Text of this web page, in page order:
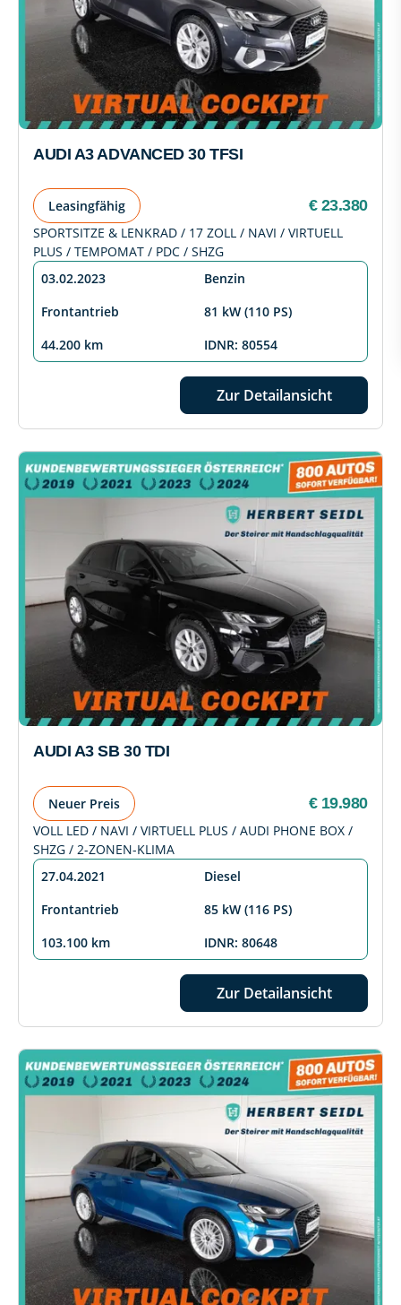
AUDI A3 ADVANCED 30 TFSI
Leasingfähig € 23.380
SPORTSITZE & LENKRAD / 17 ZOLL / NAVI / VIRTUELL
PLUS / TEMPOMAT / PDC / SHZG
03.02.2023
Benzin
Frontantrieb
81 kW (110 PS)
44.200 km
IDNR: 80554
Zur Detailansicht
AUDI A3 SB 30 TDI
Neuer Preis € 19.980
VOLL LED / NAVI / VIRTUELL PLUS / AUDI PHONE BOX /
SHZG / 2-ZONEN-KLIMA
27.04.2021
Diesel
Frontantrieb
85 kW (116 PS)
103.100 km
IDNR: 80648
Zur Detailansicht